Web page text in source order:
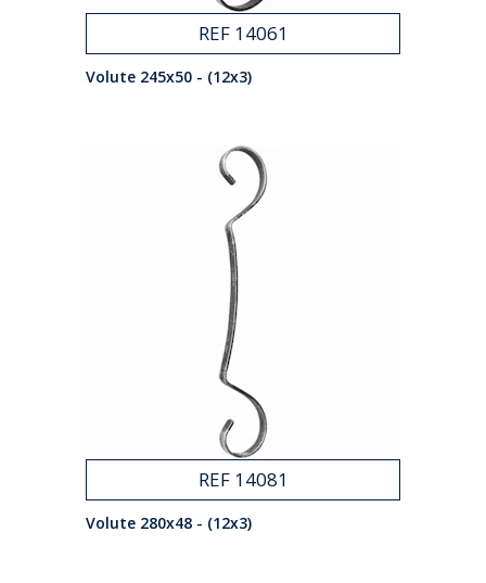
REF 14061
Volute 245x50 - (12x3)
REF 14081
Volute 280x48 - (12x3)